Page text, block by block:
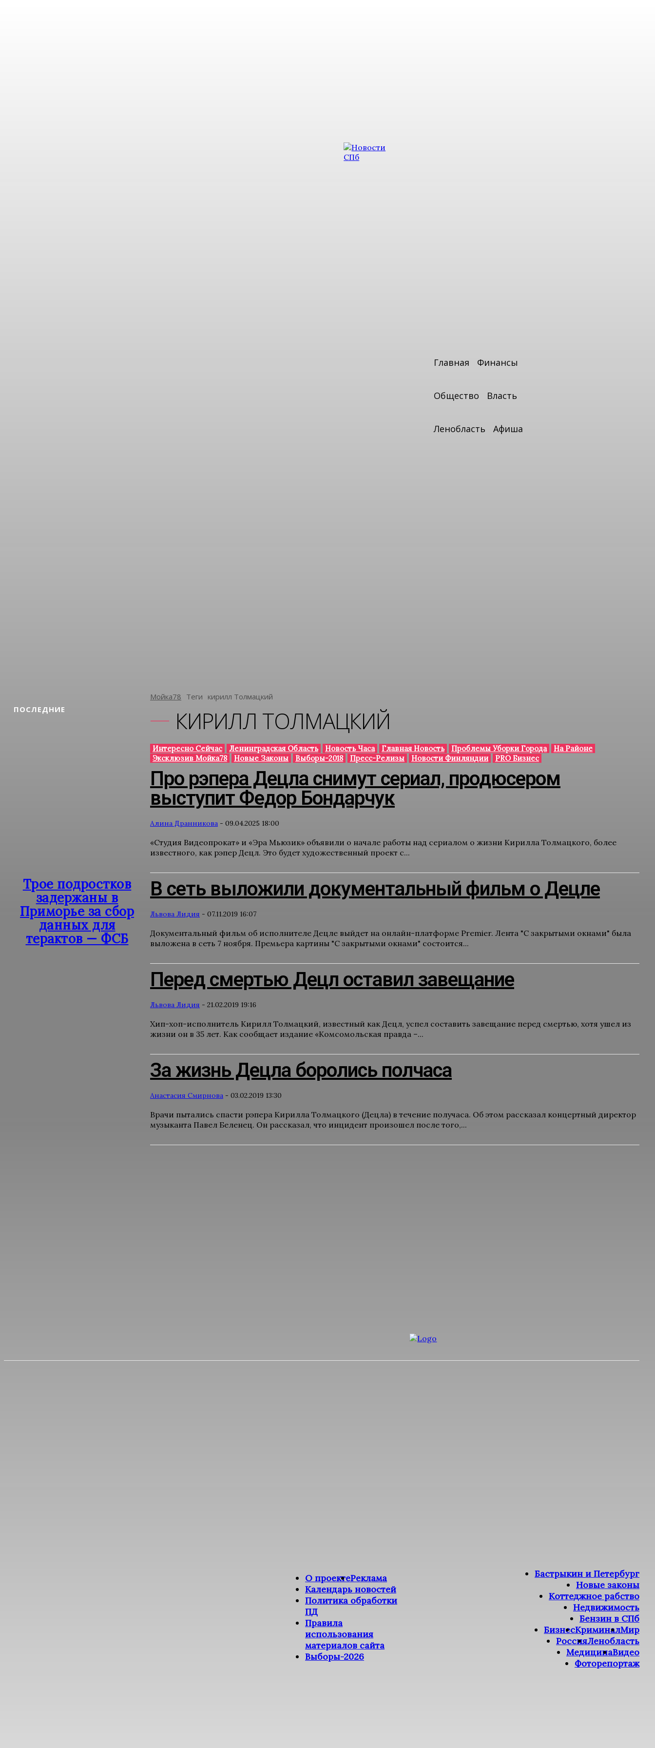
Главная Финансы
Общество Власть
Ленобласть Афиша
ПОСЛЕДНИЕ
Трое подростков
задержаны в
Приморье за сбор
данных для
терактов — ФСБ
Мойка78 Теги Кирилл Толмацкий
КИРИЛЛ ТОЛМАЦКИЙ
Интересно Сейчас Ленинградская Область Новость Часа Главная Новость Проблемы Уборки Города
На Районе
Эксклюзив Мойка78
Новые Законы Выборы-2018 Пресс-Релизы Новости Финляндии PRO Бизнес
Про рэпера Децла снимут сериал, продюсером
выступит Федор Бондарчук
Алина Дранникова - 09.04.2025 18:00
«Студия Видеопрокат» и «Эра Мьюзик» объявили о начале работы над сериалом о жизни Кирилла Толмацкого, более
известного, как рэпер Децл. Это будет художественный проект с...
В сеть выложили документальный фильм о Децле
Львова Лидия - 07.11.2019 16:07
Документальный фильм об исполнителе Децле выйдет на онлайн-платформе Premier. Лента "С закрытыми окнами" была
выложена в сеть 7 ноября. Премьера картины "С закрытыми окнами" состоится...
Перед смертью Децл оставил завещание
Львова Лидия - 21.02.2019 19:16
Хип-хоп-исполнитель Кирилл Толмацкий, известный как Децл, успел составить завещание перед смертью, хотя ушел из
жизни он в 35 лет. Как сообщает издание «Комсомольская правда –...
За жизнь Децла боролись полчаса
Анастасия Смирнова - 03.02.2019 13:30
Врачи пытались спасти рэпера Кирилла Толмацкого (Децла) в течение получаса. Об этом рассказал концертный директор
музыканта Павел Беленец. Он рассказал, что инцидент произошел после того,...
О проектеРеклама
Календарь новостей
Политика обработки
ПД
Правила
использования
материалов сайта
Выборы-2026
Бастрыкин и Петербург
Новые законы
Коттеджное рабство
Недвижимость
Бензин в СПб
БизнесКриминалМир
РоссияЛенобласть
МедицинаВидео
Фоторепортаж